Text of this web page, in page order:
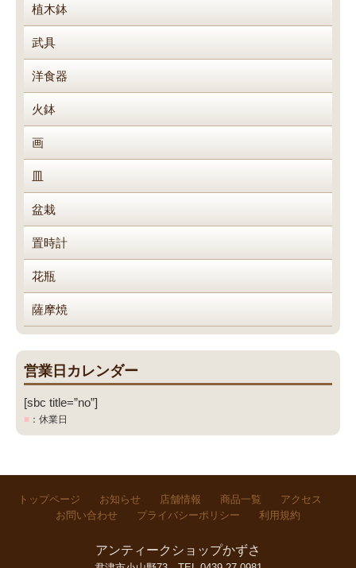
植木鉢
武具
洋食器
火鉢
画
皿
盆栽
置時計
花瓶
薩摩焼
営業日カレンダー
[sbc title=”no”]
■ ：休業日
トップページ お知らせ 店舗情報 商品一覧
アクセス
お問い合わせ
プライバシーポリシー 利用規約
アンティークショップかずさ